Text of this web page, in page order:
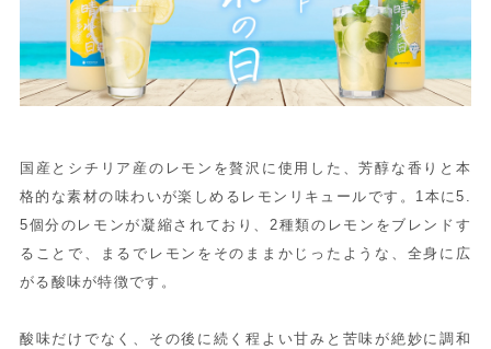
国産とシチリア産のレモンを贅沢に使用した、芳醇な香りと本
格的な素材の味わいが楽しめるレモンリキュールです。1本に5.
5個分のレモンが凝縮されており、2種類のレモンをブレンドす
ることで、まるでレモンをそのままかじったような、全身に広
がる酸味が特徴です。
酸味だけでなく、その後に続く程よい甘みと苦味が絶妙に調和